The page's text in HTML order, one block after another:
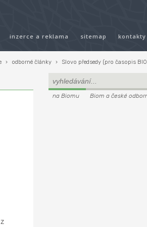
inzerce a reklama sitemap kontakty
› odborné články › Slovo předsedy (pro časopis
na Biomu Biom a české